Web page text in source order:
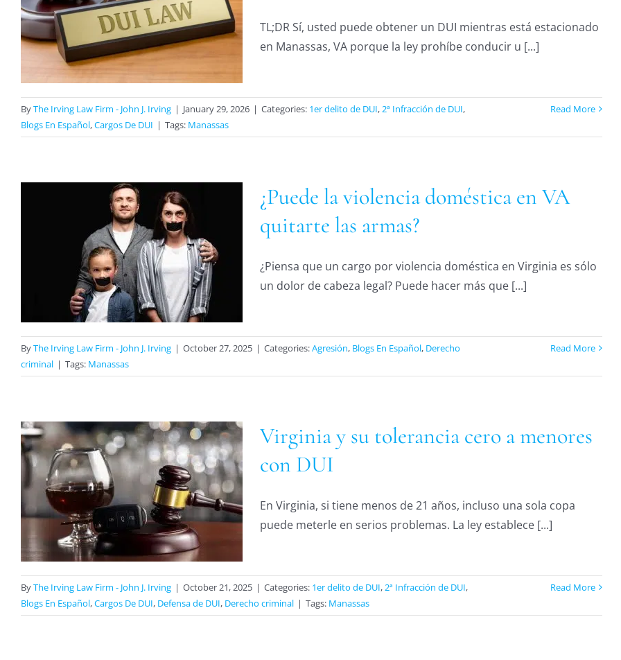
TL;DR Sí, usted puede obtener un DUI mientras está estacionado
en Manassas, VA porque la ley prohíbe conducir u [...]
ByThe Irving Law Firm - John J. Irving | January 29, 2026 | Categories: 1er delito de DUI,2ª Infracción de DUI,
Blogs En Español,Cargos De DUI | Tags: Manassas
Read More
¿Puede la violencia doméstica en VA
quitarte las armas?
¿Piensa que un cargo por violencia doméstica en Virginia es sólo
un dolor de cabeza legal? Puede hacer más que [...]
ByThe Irving Law Firm - John J. Irving | October 27, 2025 | Categories:Agresión, Blogs En Español, Derecho
criminal | Tags: Manassas
Read More
Virginia y su tolerancia cero a menores
con DUI
En Virginia, si tiene menos de 21 años, incluso una sola copa
puede meterle en serios problemas. La ley establece [...]
ByThe Irving Law Firm - John J. Irving | October 21, 2025 | Categories: 1er delito de DUI,2ª Infracción de DUI,
Blogs En Español,Cargos De DUI, Defensa de DUI, Derecho criminal | Tags: Manassas
Read More